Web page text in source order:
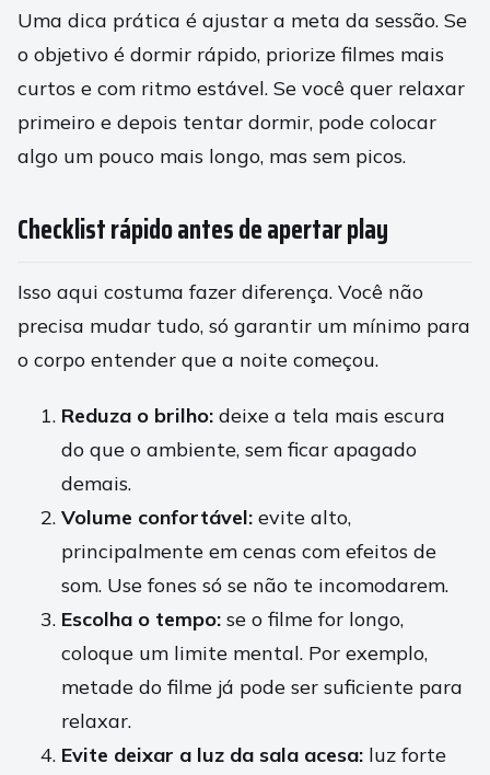
Uma dica prática é ajustar a meta da sessão. Se
o objetivo é dormir rápido, priorize filmes mais
curtos e com ritmo estável. Se você quer relaxar
primeiro e depois tentar dormir, pode colocar
algo um pouco mais longo, mas sem picos.
Checklist rápido antes de apertar play
Isso aqui costuma fazer diferença. Você não
precisa mudar tudo, só garantir um mínimo para
o corpo entender que a noite começou.
Reduza o brilho: deixe a tela mais escura
do que o ambiente, sem ficar apagado
demais.
Volume confortável: evite alto,
principalmente em cenas com efeitos de
som. Use fones só se não te incomodarem.
Escolha o tempo: se o filme for longo,
coloque um limite mental. Por exemplo,
metade do filme já pode ser suficiente para
relaxar.
Evite deixar a luz da sala acesa: luz forte